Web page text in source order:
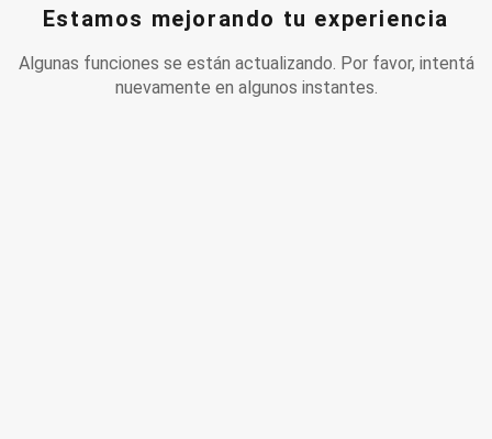
Estamos mejorando tu experiencia
Algunas funciones se están actualizando. Por favor, intentá
nuevamente en algunos instantes.